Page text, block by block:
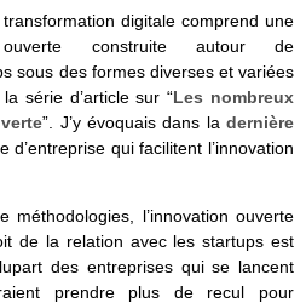
digitale comprend une
ouverte construite autour de
sous des formes diverses et variées
série d’article sur “Les nombreux
”. J’y évoquais dans la dernière
d’entreprise qui facilitent l’innovation
méthodologies, l’innovation ouverte
de la relation avec les startups est
des entreprises qui se lancent
prendre plus de recul pour